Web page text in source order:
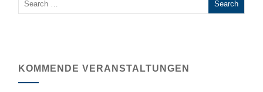
KOMMENDE VERANSTALTUNGEN